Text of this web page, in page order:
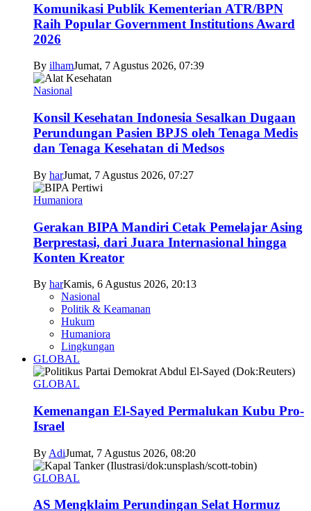
Komunikasi Publik Kementerian ATR/BPN
Raih Popular Government Institutions Award
2026
By ilhamJumat, 7 Agustus 2026, 07:39
Nasional
Konsil Kesehatan Indonesia Sesalkan Dugaan
Perundungan Pasien BPJS oleh Tenaga Medis
dan Tenaga Kesehatan di Medsos
By harJumat, 7 Agustus 2026, 07:27
Humaniora
Gerakan BIPA Mandiri Cetak Pemelajar Asing
Berprestasi, dari Juara Internasional hingga
Konten Kreator
By harKamis, 6 Agustus 2026, 20:13
Nasional
Politik & Keamanan
Hukum
Humaniora
Lingkungan
GLOBAL
GLOBAL
Kemenangan El-Sayed Permalukan Kubu Pro-
Israel
By AdiJumat, 7 Agustus 2026, 08:20
GLOBAL
AS Mengklaim Perundingan Selat Hormuz